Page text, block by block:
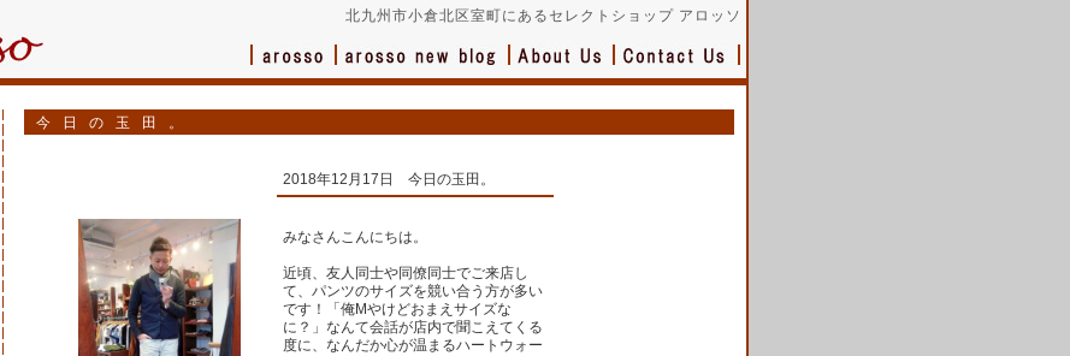
北九州市小倉北区室町にあるセレクトショップ アロッソ
今日の玉田。
2018年12月17日 今日の玉田。
みなさんこんにちは。
近頃、友人同士や同僚同士でご来店し
て、パンツのサイズを競い合う方が多い
です！「俺Mやけどおまえサイズな
に？」なんて会話が店内で聞こえてくる
度に、なんだか心が温まるハートウォー